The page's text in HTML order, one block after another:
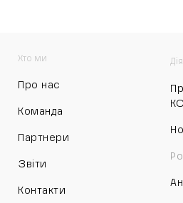
Хто ми
Про нас
Команда
Партнери
Звіти
Контакти